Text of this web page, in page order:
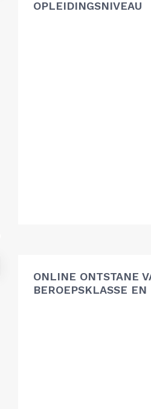
OPLEIDINGSNIVEAU
ONLINE ONTSTANE
BEROEPSKLASSE